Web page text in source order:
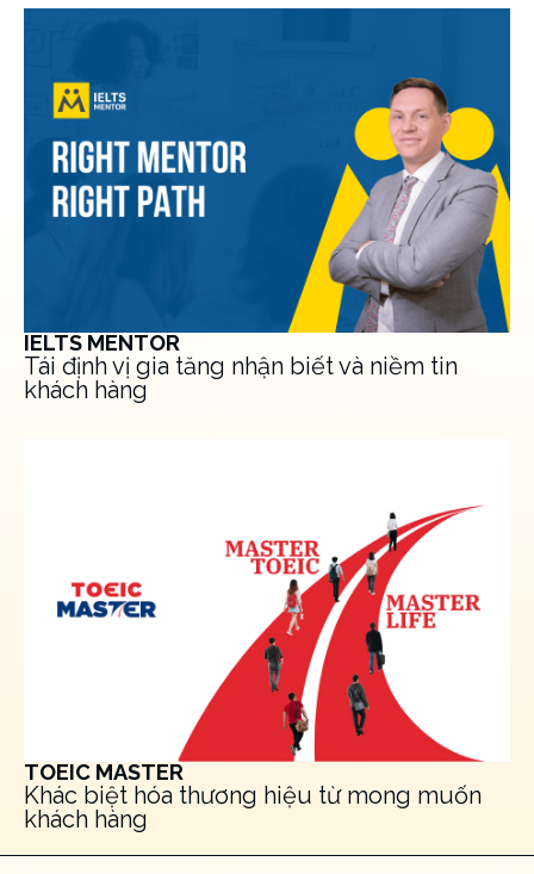
IELTS MENTOR
Tái định vị gia tăng nhận biết và niềm tin
khách hàng
TOEIC MASTER
Khác biệt hóa thương hiệu từ mong muốn
khách hàng